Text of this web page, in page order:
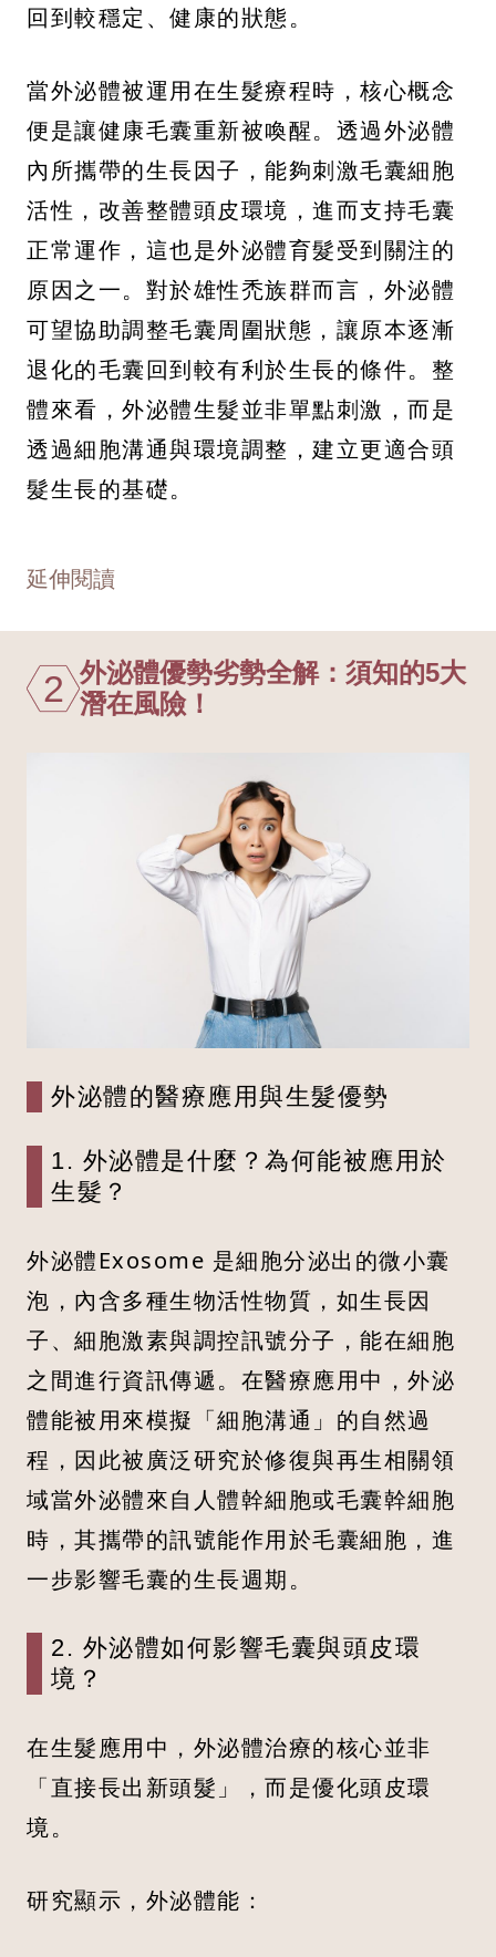
回到較穩定、健康的狀態。
當外泌體被運用在生髮療程時，核心概念
便是讓健康毛囊重新被喚醒。透過外泌體
內所攜帶的生長因子，能夠刺激毛囊細胞
活性，改善整體頭皮環境，進而支持毛囊
正常運作，這也是外泌體育髮受到關注的
原因之一。對於雄性禿族群而言，外泌體
可望協助調整毛囊周圍狀態，讓原本逐漸
退化的毛囊回到較有利於生長的條件。整
體來看，外泌體生髮並非單點刺激，而是
透過細胞溝通與環境調整，建立更適合頭
髮生長的基礎。
延伸閱讀
2 外泌體優勢劣勢全解：須知的5大
潛在風險！
外泌體的醫療應用與生髮優勢
1. 外泌體是什麼？為何能被應用於
生髮？
外泌體Exosome 是細胞分泌出的微小囊
泡，內含多種生物活性物質，如生長因
子、細胞激素與調控訊號分子，能在細胞
之間進行資訊傳遞。在醫療應用中，外泌
體能被用來模擬「細胞溝通」的自然過
程，因此被廣泛研究於修復與再生相關領
域當外泌體來自人體幹細胞或毛囊幹細胞
時，其攜帶的訊號能作用於毛囊細胞，進
一步影響毛囊的生長週期。
2. 外泌體如何影響毛囊與頭皮環
境？
在生髮應用中，外泌體治療的核心並非
「直接長出新頭髮」，而是優化頭皮環
境。
研究顯示，外泌體能：